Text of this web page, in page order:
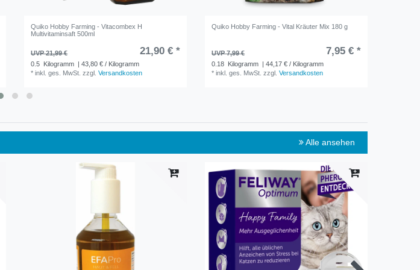
Quiko Hobby Farming - Vitacombex H
Multivitaminsaft 500ml
UVP 21,99 € 21,90 € *
0.5 Kilogramm | 43,80 € / Kilogramm
*inkl. ges. MwSt. zzgl.Versandkosten
Quiko Hobby Farming - Vital Kräuter Mix 180 g
UVP 7,99 € 7,95 € *
0.18 Kilogramm | 44,17 € / Kilogramm
*inkl. ges. MwSt. zzgl.Versandkosten
Alle ansehen